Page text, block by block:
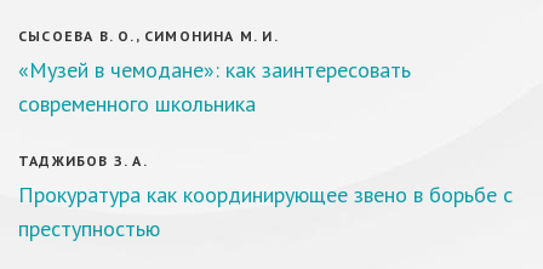
СЫСОЕВА В. О., СИМОНИНА М. И.
«Музей в чемодане»: как заинтересовать
современного школьника
ТАДЖИБОВ З. А.
Прокуратура как координирующее звено в борьбе с
преступностью